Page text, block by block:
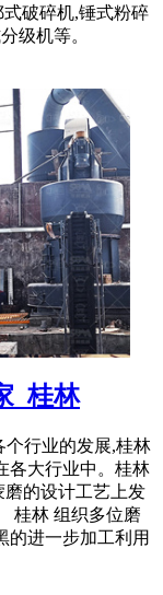
破碎机,锤式粉碎
级机等。
_桂林
个行业的发展,桂林
各大行业中。桂林
的设计工艺上发
桂林 组织多位磨
的进一步加工利用